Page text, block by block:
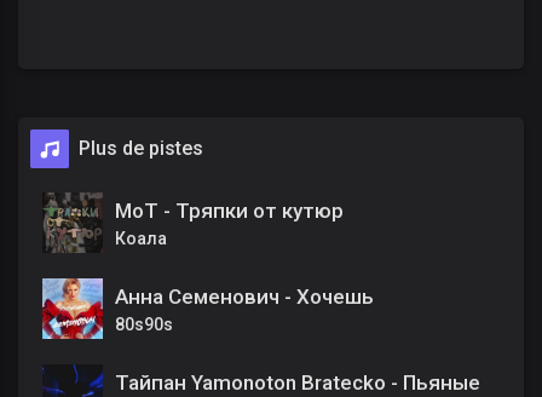
Plus de pistes
МоТ - Тряпки от кутюр
Коала
Анна Семенович - Хочешь
80s90s
Тайпан Yamonoton Bratecko - Пьяные